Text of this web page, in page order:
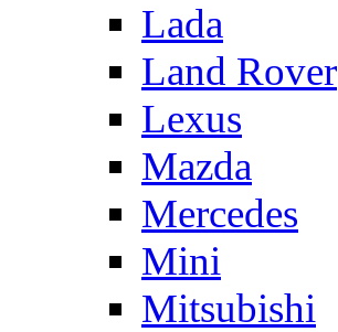
Lada
Land Rover
Lexus
Mazda
Mercedes
Mini
Mitsubishi